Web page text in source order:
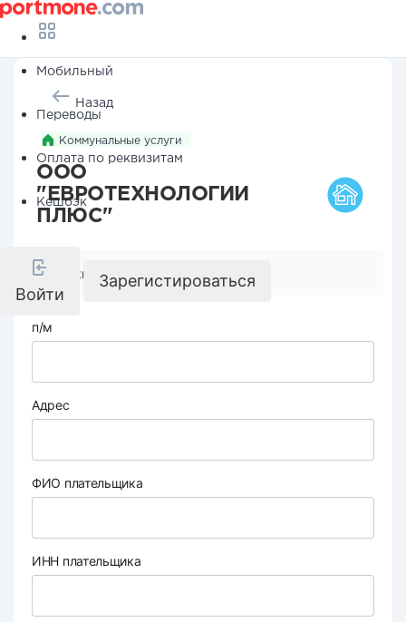
Мобильный
Переводы
Оплата по реквизитам
Кешбэк
Войти
Зарегистироваться
Назад
Коммунальные услуги
ООО
"ЕВРОТЕХНОЛОГИИ
ПЛЮС"
Реквизиты компании
п/м
Адрес
ФИО плательщика
ИНН плательщика